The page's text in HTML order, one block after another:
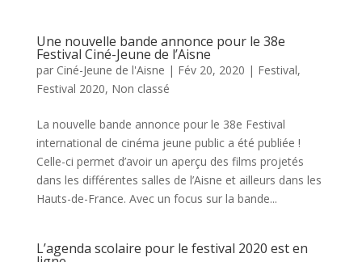
Une nouvelle bande annonce pour le 38e
Festival Ciné-Jeune de l’Aisne
par Ciné-Jeune de l'Aisne | Fév 20, 2020 | Festival,
Festival 2020, Non classé
La nouvelle bande annonce pour le 38e Festival
international de cinéma jeune public a été publiée !
Celle-ci permet d’avoir un aperçu des films projetés
dans les différentes salles de l’Aisne et ailleurs dans les
Hauts-de-France. Avec un focus sur la bande...
L’agenda scolaire pour le festival 2020 est en